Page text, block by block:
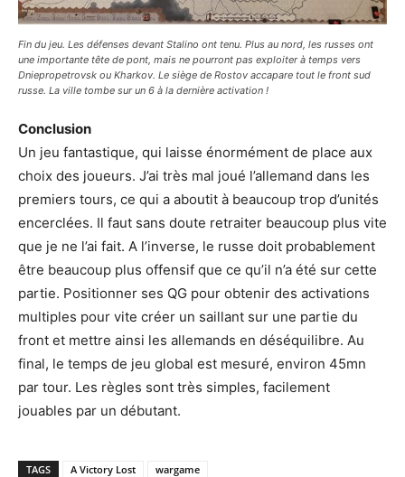
Fin du jeu. Les défenses devant Stalino ont tenu. Plus au nord, les russes ont
une importante tête de pont, mais ne pourront pas exploiter à temps vers
Dniepropetrovsk ou Kharkov. Le siège de Rostov accapare tout le front sud
russe. La ville tombe sur un 6 à la dernière activation !
Conclusion
Un jeu fantastique, qui laisse énormément de place aux
choix des joueurs. J’ai très mal joué l’allemand dans les
premiers tours, ce qui a aboutit à beaucoup trop d’unités
encerclées. Il faut sans doute retraiter beaucoup plus vite
que je ne l’ai fait. A l’inverse, le russe doit probablement
être beaucoup plus offensif que ce qu’il n’a été sur cette
partie. Positionner ses QG pour obtenir des activations
multiples pour vite créer un saillant sur une partie du
front et mettre ainsi les allemands en déséquilibre. Au
final, le temps de jeu global est mesuré, environ 45mn
par tour. Les règles sont très simples, facilement
jouables par un débutant.
TAGS A Victory Lost wargame